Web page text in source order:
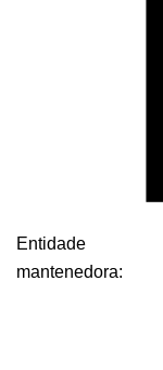
Entidade
mantenedora: